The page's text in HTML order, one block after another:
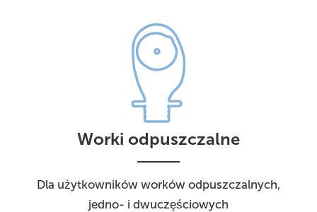
Worki odpuszczalne
Dla użytkowników worków odpuszczalnych,
jedno- i dwuczęściowych